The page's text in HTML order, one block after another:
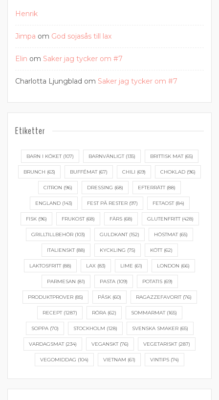
Henrik
Jimpa om God sojasås till lax
Elin om Saker jag tycker om #7
Charlotta Ljungblad om Saker jag tycker om #7
Etiketter
BARN I KÖKET(107) BARNVÄNLIGT(135) BRITTISK MAT(65)
BRUNCH (63) BUFFÉMAT(67) CHILI (69) CHOKLAD (96)
CITRON (96) DRESSING (68) EFTERRÄTT(88)
ENGLAND(143) FEST PÅ RESTER(97) FETAOST(84)
FISK(96) FRUKOST(68) FÄRS(68) GLUTENFRITT(428)
GRILLTILLBEHÖR (103) GULDKANT(152) HÖSTMAT(65)
ITALIENSKT(88) KYCKLING (75) KÖTT(62)
LAKTOSFRITT(88) LAX (83) LIME (61) LONDON (66)
PARMESAN (81) PASTA(109) POTATIS(69)
PRODUKTPROVER(85) PÅSK(60) RAGAZZEFAVORIT(76)
RECEPT(1287) RÖRA(62) SOMMARMAT(165)
SOPPA(70) STOCKHOLM (128) SVENSKA SMAKER(65)
VARDAGSMAT(234) VEGANSKT(76) VEGETARISKT(287)
VEGOMIDDAG (104) VIETNAM (61) VINTIPS (74)